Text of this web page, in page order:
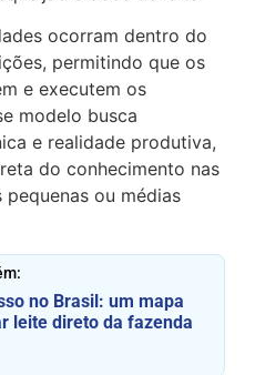
ocorram dentro do
permitindo que os
e executem os
modelo busca
e realidade produtiva,
do conhecimento nas
ou médias
no Brasil: um mapa
leite direto da fazenda